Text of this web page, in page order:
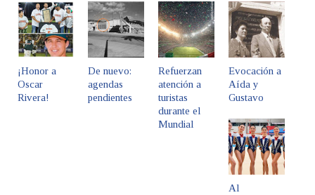
¡Honor a
Oscar
Rivera!
De nuevo:
agendas
pendientes
Refuerzan
atención a
turistas
durante el
Mundial
Evocación a
Aída y
Gustavo
Al